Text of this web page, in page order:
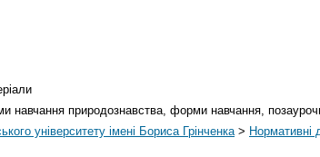
навчання природознавства, форми навчання,
університету імені Бориса Грінченка > Нормативні